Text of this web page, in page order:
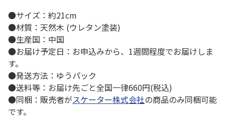
●サイズ：約21cm
●材質：天然木 (ウレタン塗装)
●生産国：中国
●お届け予定日：お申込みから、1週間程度でお届けしま
す。
●発送方法：ゆうパック
●送料等：お届け先ごと全国一律660円(税込)
●同梱：販売者がスケーター株式会社の商品のみ同梱可能
です。